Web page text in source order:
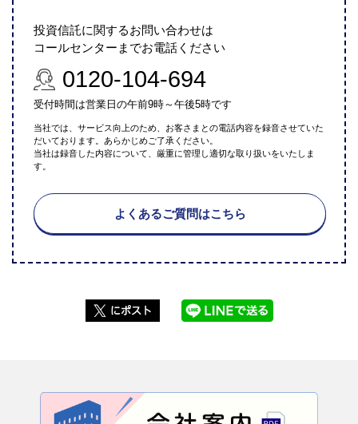
投資信託に関するお問い合わせは
コールセンターまでお電話ください
0120-104-694
受付時間は営業日の午前9時～午後5時です
当社では、サービス向上のため、お客さまとの電話内容を録音させていた
だいております。あらかじめご了承ください。
当社は録音した内容について、厳重に管理し適切な取り扱いをいたしま
す。
よくあるご質問はこちら